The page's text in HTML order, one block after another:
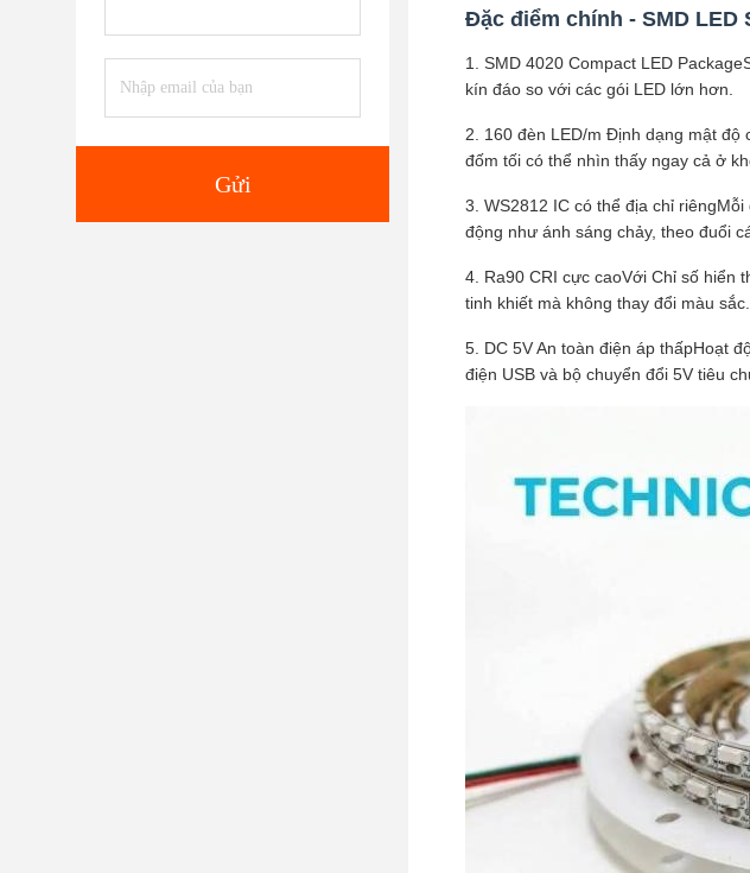
Gửi
Đặc điểm chính - SMD LED
1. SMD 4020 Compact LED Package
kín đáo so với các gói LED lớn hơn.
2. 160 đèn LED/m Định dạng mật độ
đốm tối có thể nhìn thấy ngay cả ở
3. WS2812 IC có thể địa chỉ riêngMỗi
động như ánh sáng chảy, theo đuổi
4. Ra90 CRI cực caoVới Chỉ số hiển
tinh khiết mà không thay đổi màu sắc.
5. DC 5V An toàn điện áp thấpHoạt
điện USB và bộ chuyển đổi 5V tiêu